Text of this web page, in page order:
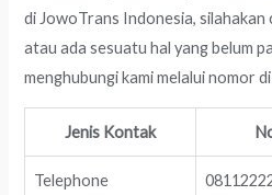
di JowoTrans Indonesia, silahakan
atau ada sesuatu hal yang belum
menghubungi kami melalui nomor
Jenis Kontak
Telephone